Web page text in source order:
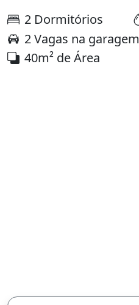
2 Dormitórios
2 Vagas na garagem
40m² de Área